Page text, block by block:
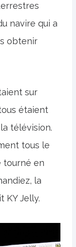
navire qui a
obtenir
sur
étaient
télévision.
tous le
tourné en
la
KY Jelly.